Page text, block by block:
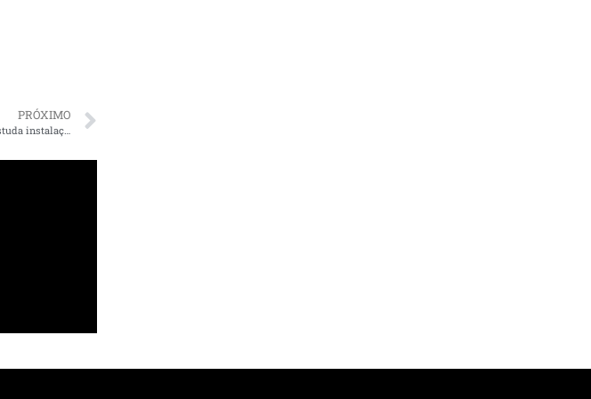
PRÓXIMO
Após pedido do vereador Rommeo Amin, Governo estuda instalação de posto fixo da PM na Litorânea